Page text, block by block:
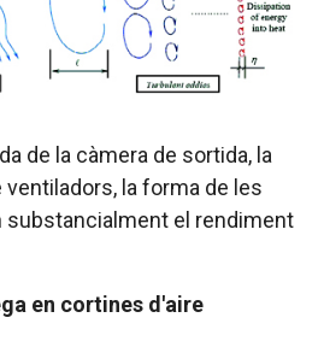
de la càmera de sortida, la
la forma de les
substancialment el rendiment
en cortines d'aire